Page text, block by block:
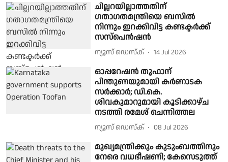
ചില്ലറയില്ലാത്തതിന്
ഗതാഗതമന്ത്രിയെ ബസിൽ
നിന്നും ഇറക്കിവിട്ട കണ്ടക്ടർക്ക്
സസ്പെൻഷൻ
ന്യൂസ് ഡെസ്ക് 14 Jul 2026
ഓപ്പറേഷൻ തൂഫാന്
പിന്തുണയുമായി കർണാടക
സർക്കാർ; ഡി.കെ.
ശിവകുമാറുമായി കൂടിക്കാഴ്ച
നടത്തി രമേശ് ചെന്നിത്തല
ന്യൂസ് ഡെസ്ക് 08 Jul 2026
മുഖ്യമന്ത്രിക്കും കുടുംബത്തിനും
നേരെ വധഭീഷണി; കേസെടുത്ത്